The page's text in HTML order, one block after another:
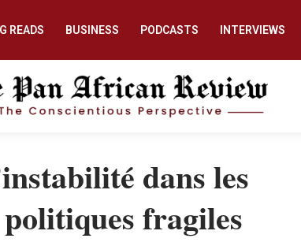
READS BUSINESS PODCASTS INTERVIEWS
dans les
fragiles